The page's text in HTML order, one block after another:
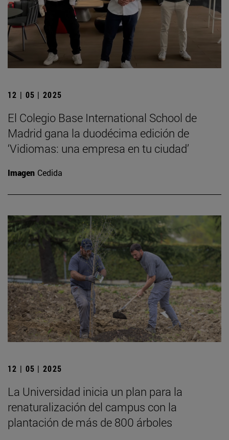
12 | 05 | 2025
El Colegio Base International School de
Madrid gana la duodécima edición de
‘Vidiomas: una empresa en tu ciudad’
Imagen Cedida
12 | 05 | 2025
La Universidad inicia un plan para la
renaturalización del campus con la
plantación de más de 800 árboles